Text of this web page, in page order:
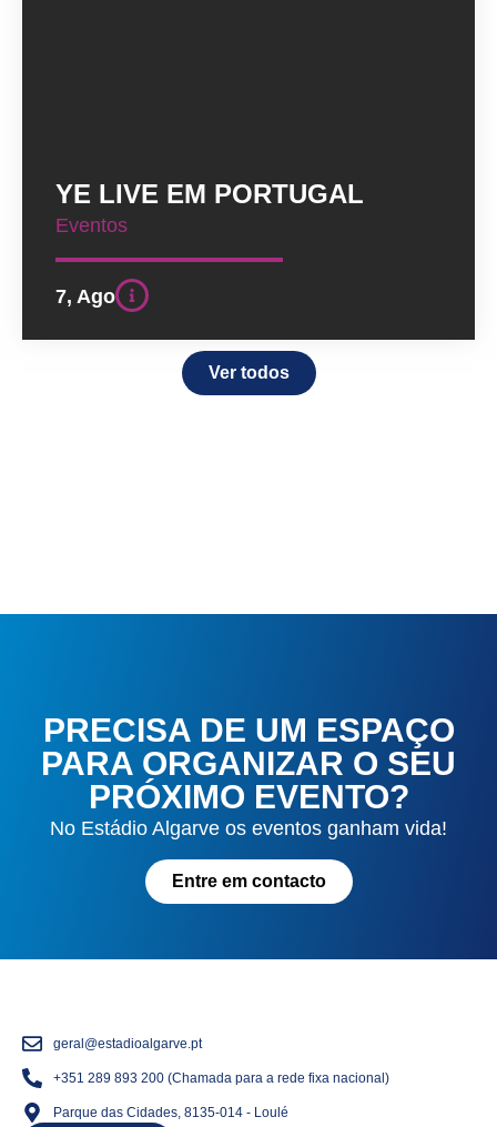
YE LIVE EM PORTUGAL
Eventos
7, Ago
Ver todos
PRECISA DE UM ESPAÇO
PARA ORGANIZAR O SEU
PRÓXIMO EVENTO?
No Estádio Algarve os eventos ganham vida!
Entre em contacto
geral@estadioalgarve.pt
+351 289 893 200 (Chamada para a rede fixa nacional)
Parque das Cidades, 8135-014 - Loulé